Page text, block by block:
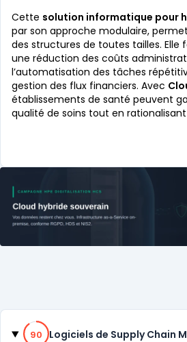
Cette solution informatique pour
par son approche modulaire,
des structures de toutes tailles. Elle
une réduction des coûts
l’automatisation des tâches
gestion des flux financiers. Avec
établissements de santé peuvent
qualité de soins tout en
Catégories
90% de compatibilité
90 Logiciels de Supply Chain